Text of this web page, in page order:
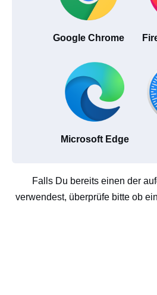
Google Chrome
Microsoft Edge
Falls Du bereits einen der
verwendest, überprüfe bitte ob